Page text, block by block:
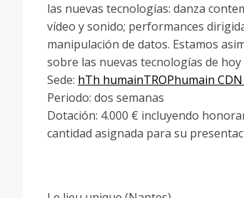
las nuevas tecnologías: danza
vídeo y sonido; performances
manipulación de datos. Estamos
sobre las nuevas tecnologías de
Sede: hTh humainTROPhumain
Periodo: dos semanas
Dotación: 4.000 € incluyendo
cantidad asignada para su